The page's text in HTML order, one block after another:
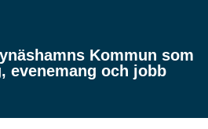
Kommun som
evenemang och jobb